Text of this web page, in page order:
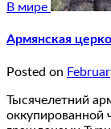
В мире
Армянская
Posted on
Тысячелетний
оккупированной